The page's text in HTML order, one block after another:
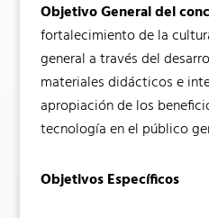
Objetivo General del
fortalecimiento de la
general a través del
materiales didácticos e
apropiación de los
tecnología en el público
Objetivos Específicos